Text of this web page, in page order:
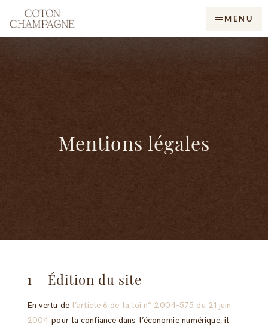
MENU
Mentions légales
1 – Édition du site
En vertu de l’article 6 de la loi n° 2004-575 du 21 juin
2004 pour la confiance dans l’économie numérique, il